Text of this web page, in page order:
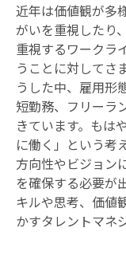
近年は価値観が多
がいを重視したり
重視するワークラ
うことに対してさ
うした中、雇用形
短勤務、フリーラ
きています。もは
に働く」という考
方向性やビジョン
を確保する必要が
キルや思考、価値
かすタレントマネ